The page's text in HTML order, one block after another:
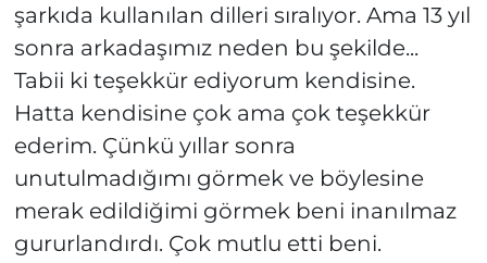
şarkıda kullanılan dilleri sıralıyor. Ama 13 yıl
sonra arkadaşımız neden bu şekilde...
Tabii ki teşekkür ediyorum kendisine.
Hatta kendisine çok ama çok teşekkür
ederim. Çünkü yıllar sonra
unutulmadığımı görmek ve böylesine
merak edildiğimi görmek beni inanılmaz
gururlandırdı. Çok mutlu etti beni.